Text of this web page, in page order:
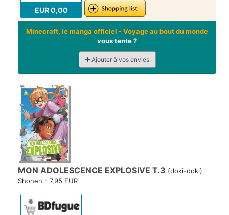
EUR 0,00
Minecraft, le manga officiel - Voyage au bout du monde
vous tente ?
Ajouter à vos envies
MON ADOLESCENCE EXPLOSIVE T.3 (doki-doki)
Shonen - 7,95 EUR